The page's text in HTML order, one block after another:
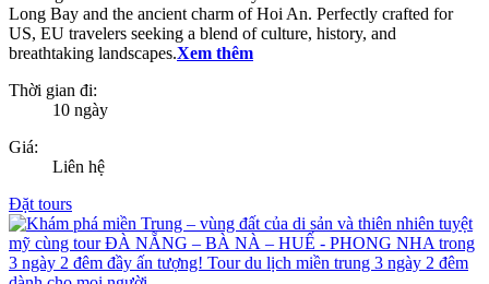
Long Bay and the ancient charm of Hoi An. Perfectly crafted for
US, EU travelers seeking a blend of culture, history, and
breathtaking landscapes.Xem thêm
Thời gian đi:
10 ngày
Giá:
Liên hệ
Đặt tours